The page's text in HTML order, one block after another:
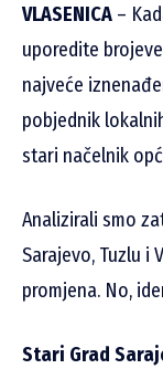
VLASENICA –
uporedite
najveće
pobjednik
stari načelnik
Analizirali smo
Sarajevo, Tuzlu i
promjena. No,
Stari Grad